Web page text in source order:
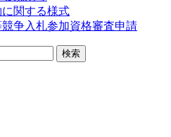
に関する様式
争入札参加資格審査申請